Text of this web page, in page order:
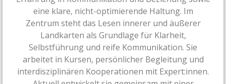
eine klare, nicht-optimierende Haltung. Im
Zentrum steht das Lesen innerer und äußerer
Landkarten als Grundlage für Klarheit,
Selbstführung und reife Kommunikation. Sie
arbeitet in Kursen, persönlicher Begleitung und
interdisziplinären Kooperationen mit Expert:innen.